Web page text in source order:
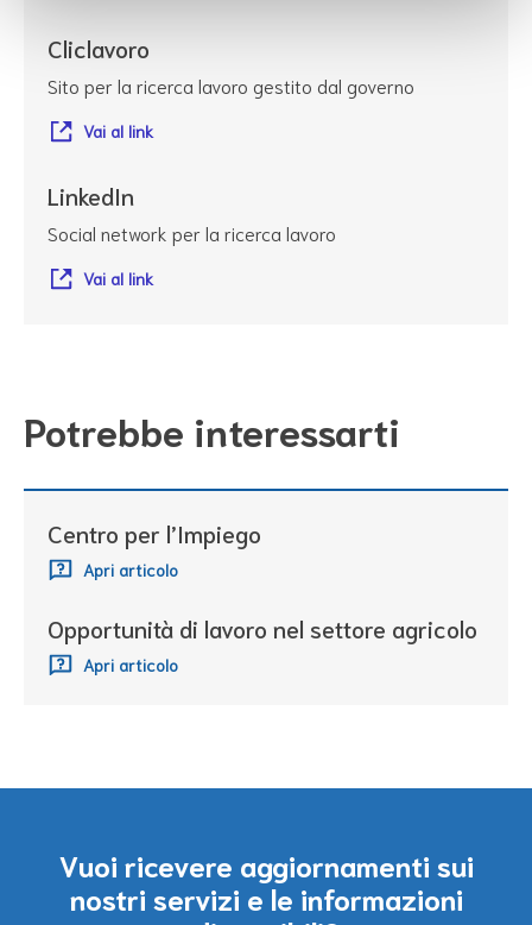
Cliclavoro
Sito per la ricerca lavoro gestito dal governo
Vai al link
LinkedIn
Social network per la ricerca lavoro
Vai al link
Potrebbe interessarti
Centro per l’Impiego
Apri articolo
Opportunità di lavoro nel settore agricolo
Apri articolo
Vuoi ricevere aggiornamenti sui
nostri servizi e le informazioni